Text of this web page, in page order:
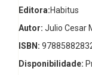
Editora:Habitus
Autor: Julio Cesar
ISBN:
Disponibilidade: